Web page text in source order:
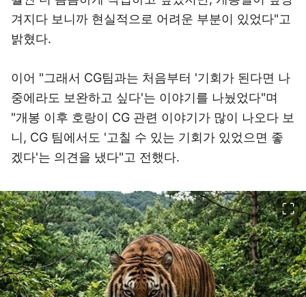
겨지다 보니까 현실적으로 어려운 부분이 있었다"고
밝혔다.
이어 "그래서 CG팀과는 처음부터 '기회가 된다면 나
중에라도 보완하고 싶다'는 이야기를 나눴었다"며
"개봉 이후 호랑이 CG 관련 이야기가 많이 나오다 보
니, CG 팀에서도 '고칠 수 있는 기회가 있었으면 좋
겠다'는 의견을 냈다"고 전했다.